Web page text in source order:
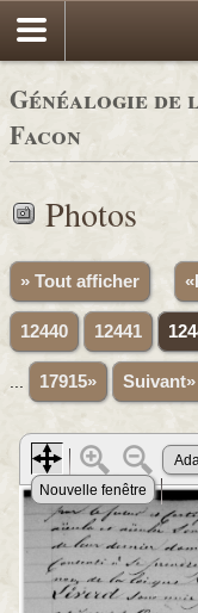
Généalogie
Facon
Photos
» Tout afficher
12440 12441
17915» Suivant»